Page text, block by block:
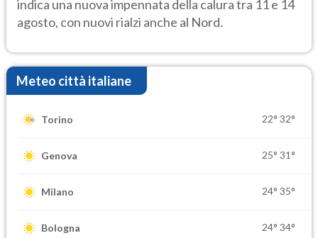
indica una nuova impennata della calura tra 11 e 14
agosto, con nuovi rialzi anche al Nord.
Meteo città italiane
Torino 22° 32°
Genova 25° 31°
Milano 24° 35°
Bologna 24° 34°